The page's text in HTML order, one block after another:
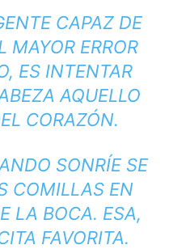
CAPAZ DE
MAYOR ERROR
ES INTENTAR
AQUELLO
CORAZÓN.
SONRÍE SE
COMILLAS EN
LA BOCA. ESA,
FAVORITA.